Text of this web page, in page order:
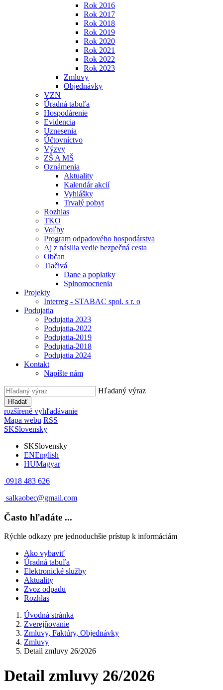
Rok 2016
Rok 2017
Rok 2018
Rok 2019
Rok 2020
Rok 2021
Rok 2022
Rok 2023
Zmluvy
Objednávky
VZN
Úradná tabuľa
Hospodárenie
Evidencia
Uznesenia
Účtovníctvo
Výzvy
ZŠ A MŠ
Oznámenia
Aktuality
Kalendár akcií
Vyhlášky
Trvalý pobyt
Rozhlas
TKO
Voľby
Program odpadového hospodárstva
Aj z násilia vedie bezpečná cesta
Občan
Tlačivá
Dane a poplatky
Splnomocnenia
Projekty
Interreg - STABAC spol. s r. o
Podujatia
Podujatia 2023
Podujatia-2022
Podujatia-2019
Podujatia-2018
Podujatia 2024
Kontakt
Napíšte nám
Hľadaný výraz
Hľadať
rozšírené vyhľadávanie
Mapa webu RSS
SKSlovensky
SKSlovensky
ENEnglish
HUMagyar
0918 483 626
salkaobec@gmail.com
Často hľadáte ...
Rýchle odkazy pre jednoduchšie prístup k informáciám
Ako vybaviť
Úradná tabuľa
Elektronické služby
Aktuality
Zvoz odpadu
Rozhlas
Úvodná stránka
Zverejňovanie
Zmluvy, Faktúry, Objednávky
Zmluvy
Detail zmluvy 26/2026
Detail zmluvy 26/2026